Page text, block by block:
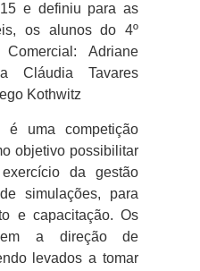
e definiu para as
os alunos do 4º
Adriane
Cláudia Tavares
Kothwitz
é uma competição
objetivo possibilitar
da gestão
simulações, para
e capacitação. Os
a direção de
levados a tomar